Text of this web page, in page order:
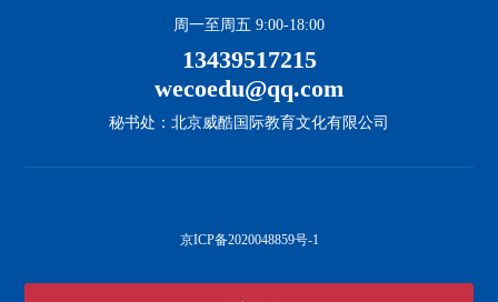
周一至周五 9:00-18:00
13439517215
wecoedu@qq.com
秘书处：北京威酷国际教育文化有限公司
京ICP备2020048859号-1